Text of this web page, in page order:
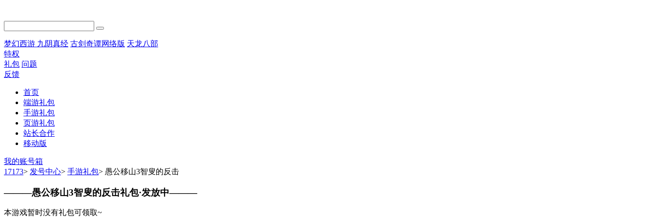
梦幻西游 九阴真经 古剑奇谭网络版 天龙八部
特权
礼包 问题
反馈
首页
端游礼包
手游礼包
页游礼包
站长合作
移动版
我的账号箱
17173> 发号中心> 手游礼包> 愚公移山3智叟的反击
———愚公移山3智叟的反击礼包·发放中———
本游戏暂时没有礼包可领取~